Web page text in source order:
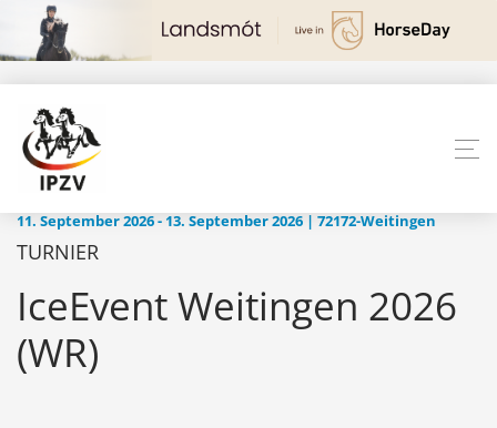
11. September 2026 - 13. September 2026 | 72172-Weitingen
TURNIER
IceEvent Weitingen 2026
(WR)